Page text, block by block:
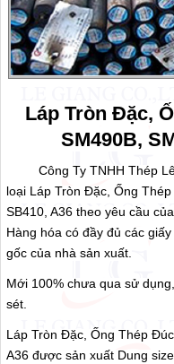
Láp Tròn Đặc,
SM490B,
Công Ty TNHH Thép Lê
loại Láp Tròn Đặc, Ống
SB410, A36 theo yêu cầu
Hàng hóa có đầy đủ các
gốc của nhà sản xuất.
Mới 100% chưa qua sử
sét.
Láp Tròn Đặc, Ống Thép
A36 được sản xuất Dung